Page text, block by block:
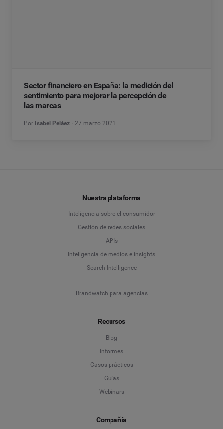
Sector financiero en España: la medición del
sentimiento para mejorar la percepción de
las marcas
Por Isabel Peláez 27 marzo 2021
Nuestra plataforma
Inteligencia sobre el consumidor
Gestión de redes sociales
APIs
Inteligencia de medios e insights
Search Intelligence
Brandwatch para agencias
Recursos
Blog
Informes
Casos prácticos
Guías
Webinars
Compañía